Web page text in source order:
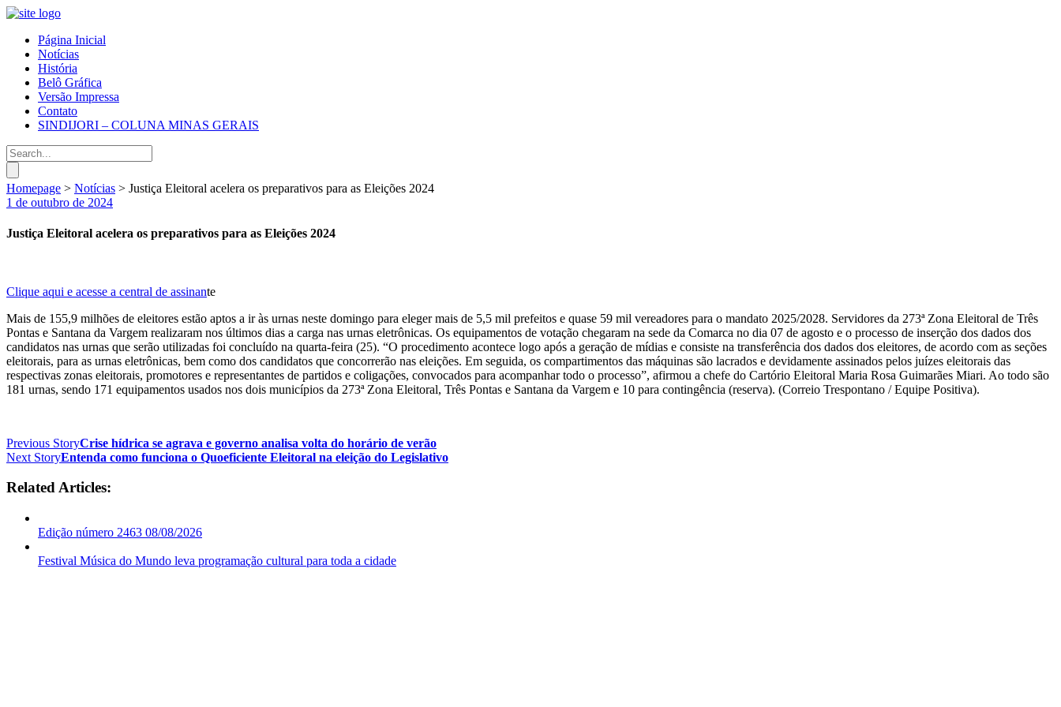
Página Inicial
Notícias
História
Belô Gráfica
Versão Impressa
Contato
SINDIJORI – COLUNA MINAS GERAIS
Homepage > Notícias > Justiça Eleitoral acelera os preparativos para as Eleições 2024
1 de outubro de 2024
Justiça Eleitoral acelera os preparativos para as Eleições 2024
Clique aqui e acesse a central de assinante
Mais de 155,9 milhões de eleitores estão aptos a ir às urnas neste domingo para eleger mais de 5,5 mil prefeitos e quase 59 mil vereadores para o mandato 2025/2028. Servidores da 273ª Zona Eleitoral de Três
Pontas e Santana da Vargem realizaram nos últimos dias a carga nas urnas eletrônicas. Os equipamentos de votação chegaram na sede da Comarca no dia 07 de agosto e o processo de inserção dos dados dos
candidatos nas urnas que serão utilizadas foi concluído na quarta-feira (25). “O procedimento acontece logo após a geração de mídias e consiste na transferência dos dados dos eleitores, de acordo com as seções
eleitorais, para as urnas eletrônicas, bem como dos candidatos que concorrerão nas eleições. Em seguida, os compartimentos das máquinas são lacrados e devidamente assinados pelos juízes eleitorais das
respectivas zonas eleitorais, promotores e representantes de partidos e coligações, convocados para acompanhar todo o processo”, afirmou a chefe do Cartório Eleitoral Maria Rosa Guimarães Miari. Ao todo são
181 urnas, sendo 171 equipamentos usados nos dois municípios da 273ª Zona Eleitoral, Três Pontas e Santana da Vargem e 10 para contingência (reserva). (Correio Trespontano / Equipe Positiva).
Previous StoryCrise hídrica se agrava e governo analisa volta do horário de verão
Next StoryEntenda como funciona o Quoeficiente Eleitoral na eleição do Legislativo
Related Articles:
Edição número 2463 08/08/2026
Festival Música do Mundo leva programação cultural para toda a cidade